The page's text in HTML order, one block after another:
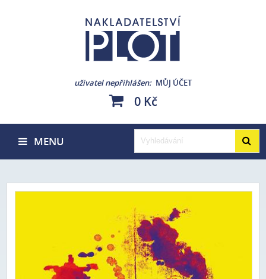
uživatel nepřihlášen MŮJ ÚČET
0 Kč
MENU